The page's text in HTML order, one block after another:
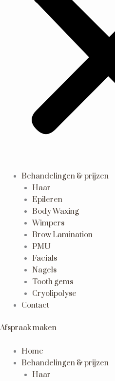
Behandelingen & prijzen
Haar
Epileren
Body Waxing
Wimpers
Brow Lamination
PMU
Facials
Nagels
Tooth gems
Cryolipolyse
Contact
Afspraak maken
Home
Behandelingen & prijzen
Haar